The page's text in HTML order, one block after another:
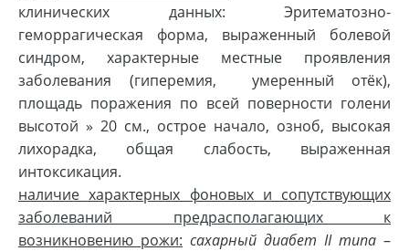
клинических данных: Эритематозно-
геморрагическая форма, выраженный болевой
синдром, характерные местные проявления
заболевания (гиперемия, умеренный отёк),
площадь поражения по всей поверности голени
высотой » 20 см., острое начало, озноб, высокая
лихорадка, общая слабость, выраженная
интоксикация.
наличие характерных фоновых и сопутствующих
заболеваний предрасполагающих к
возникновению рожи: сахарный диабет IIтипа –